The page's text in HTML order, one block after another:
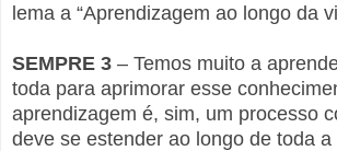
lema a “Aprendizagem ao longo da
SEMPRE 3 – Temos muito a
toda para aprimorar esse
aprendizagem é, sim, um processo
deve se estender ao longo de toda